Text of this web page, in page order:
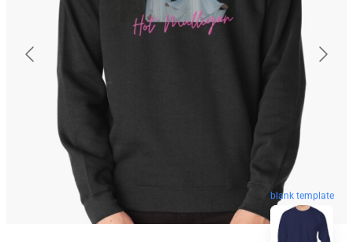
blank template